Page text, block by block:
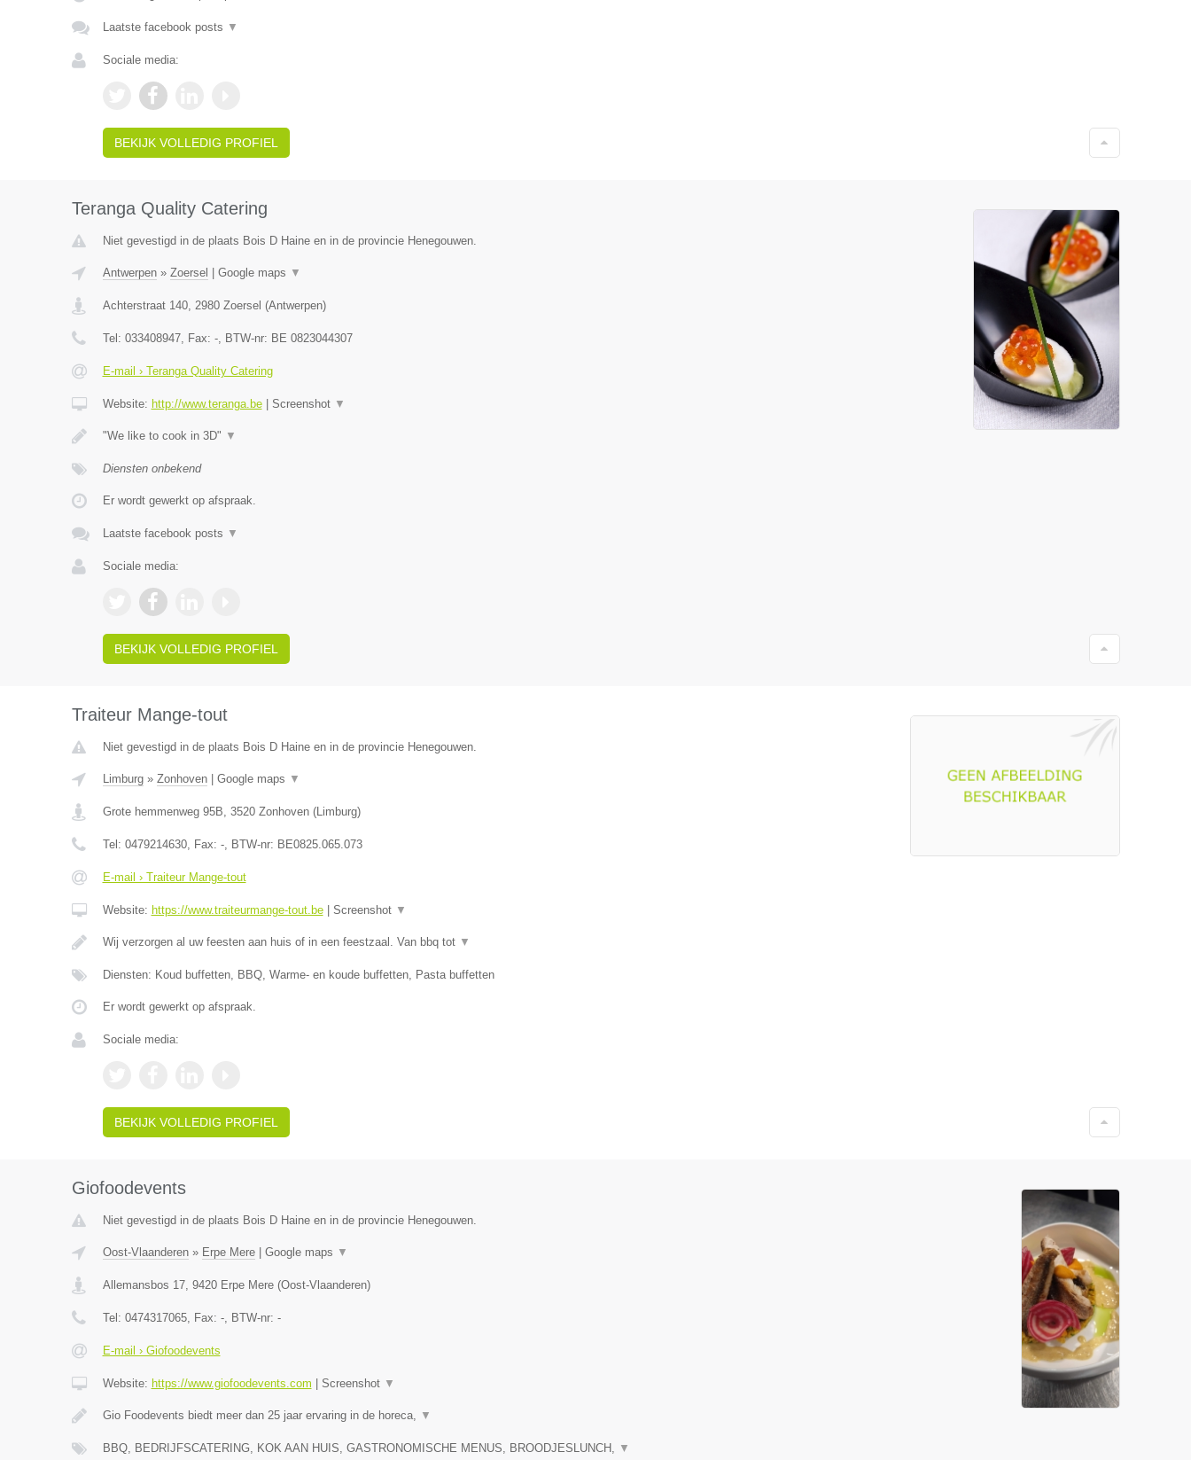
Laatste facebook posts ▼
Sociale media:
BEKIJK VOLLEDIG PROFIEL
Teranga Quality Catering
Niet gevestigd in de plaats Bois D Haine en in de provincie Henegouwen.
Antwerpen» Zoersel Google maps ▼
Achterstraat 140, 2980 Zoersel (Antwerpen)
Tel: 033408947, Fax: -, BTW-nr: BE 0823044307
E-mail › Teranga Quality Catering
Website: http://www.teranga.be| Screenshot ▼
"We like to cook in 3D" ▼
Diensten onbekend
Er wordt gewerkt op afspraak.
Laatste facebook posts ▼
Sociale media:
BEKIJK VOLLEDIG PROFIEL
Traiteur Mange-tout
Niet gevestigd in de plaats Bois D Haine en in de provincie Henegouwen.
Limburg» Zonhoven| Google maps ▼
Grote hemmenweg 95B, 3520 Zonhoven(Limburg)
Tel: 0479214630, Fax: -, BTW-nr: BE0825.065.073
E-mail › Traiteur Mange-tout
Website: https://www.traiteurmange-tout.be| Screenshot ▼
Wij verzorgen al uw feesten aan huis of in een feestzaal. Van bbq tot ▼
Diensten: Koud buffetten, BBQ, Warme- en koude buffetten, Pasta buffetten
Er wordt gewerkt op afspraak.
Sociale media:
BEKIJK VOLLEDIG PROFIEL
Giofoodevents
Niet gevestigd in de plaats Bois D Haine en in de provincie Henegouwen.
Oost-Vlaanderen» Erpe Mere| Google maps ▼
Allemansbos 17, 9420 Erpe Mere(Oost-Vlaanderen)
Tel: 0474317065, Fax: -, BTW-nr: -
E-mail › Giofoodevents
Website: https://www.giofoodevents.com Screenshot ▼
Gio Foodevents biedt meer dan 25 jaar ervaring in de horeca, ▼
BBQ, BEDRIJFSCATERING, KOK AAN HUIS, GASTRONOMISCHE MENUS, BROODJESLUNCH, ▼